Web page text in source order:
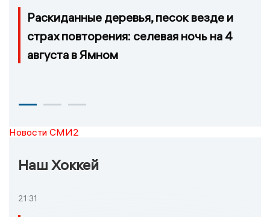
Раскиданные деревья, песок везде и
страх повторения: селевая ночь на 4
августа в Ямном
Новости СМИ2
Наш Хоккей
21:31